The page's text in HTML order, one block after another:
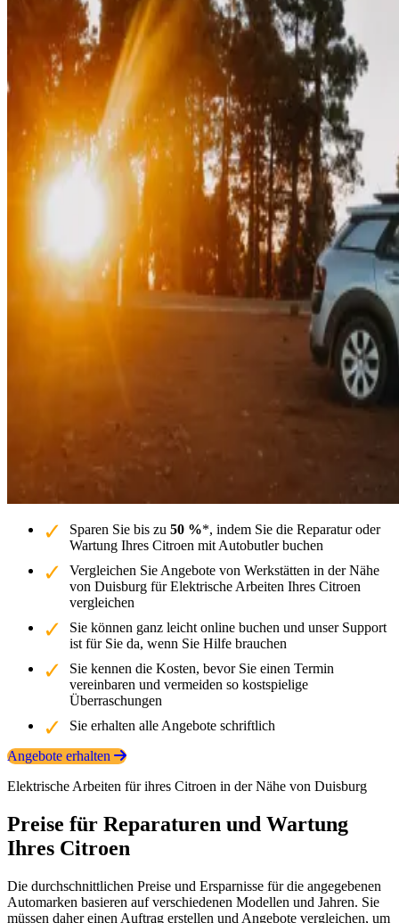
Sparen Sie bis zu 50 %*, indem Sie die Reparatur oder
Wartung Ihres Citroen mit Autobutler buchen
Vergleichen Sie Angebote von Werkstätten in der Nähe
von Duisburg für Elektrische Arbeiten Ihres Citroen
vergleichen
Sie können ganz leicht online buchen und unser Support
ist für Sie da, wenn Sie Hilfe brauchen
Sie kennen die Kosten, bevor Sie einen Termin
vereinbaren und vermeiden so kostspielige
Überraschungen
Sie erhalten alle Angebote schriftlich
Angebote erhalten
Elektrische Arbeiten für ihres Citroen in der Nähe von Duisburg
Preise für Reparaturen und Wartung
Ihres Citroen
Die durchschnittlichen Preise und Ersparnisse für die angegebenen
Automarken basieren auf verschiedenen Modellen und Jahren. Sie
müssen daher einen Auftrag erstellen und Angebote vergleichen, um